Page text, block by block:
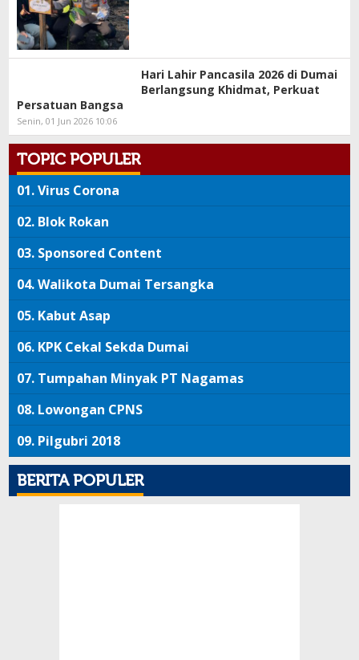
Hari Lahir Pancasila 2026 di Dumai
Berlangsung Khidmat, Perkuat
Persatuan Bangsa
Senin, 01 Jun 2026 10:06
TOPIC POPULER
01.Virus Corona
02. Blok Rokan
03. Sponsored Content
04.Walikota Dumai Tersangka
05. Kabut Asap
06. KPK Cekal Sekda Dumai
07. Tumpahan Minyak PT Nagamas
08. Lowongan CPNS
09. Pilgubri 2018
BERITA POPULER